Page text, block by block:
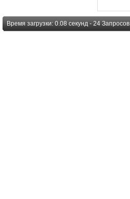
Время загрузки: 0.08 секунд - 24 Запросов